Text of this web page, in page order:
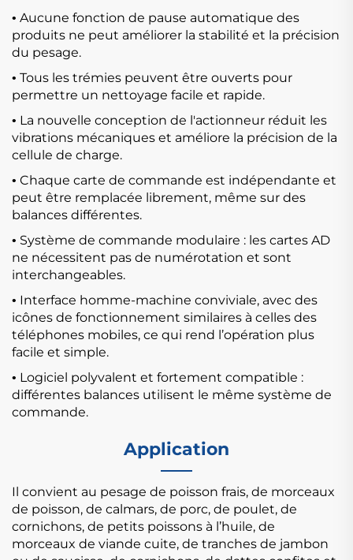
• Aucune fonction de pause automatique des
produits ne peut améliorer la stabilité et la précision
du pesage.
• Tous les trémies peuvent être ouverts pour
permettre un nettoyage facile et rapide.
• La nouvelle conception de l'actionneur réduit les
vibrations mécaniques et améliore la précision de la
cellule de charge.
• Chaque carte de commande est indépendante et
peut être remplacée librement, même sur des
balances différentes.
• Système de commande modulaire : les cartes AD
ne nécessitent pas de numérotation et sont
interchangeables.
• Interface homme-machine conviviale, avec des
icônes de fonctionnement similaires à celles des
téléphones mobiles, ce qui rend l’opération plus
facile et simple.
• Logiciel polyvalent et fortement compatible :
différentes balances utilisent le même système de
commande.
Application
Il convient au pesage de poisson frais, de morceaux
de poisson, de calmars, de porc, de poulet, de
cornichons, de petits poissons à l’huile, de
morceaux de viande cuite, de tranches de jambon